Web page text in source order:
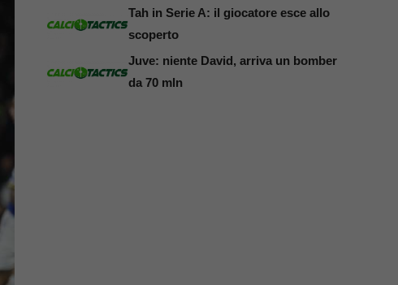
Tah in Serie A: il giocatore esce allo
scoperto
Juve: niente David, arriva un bomber
da 70 mln